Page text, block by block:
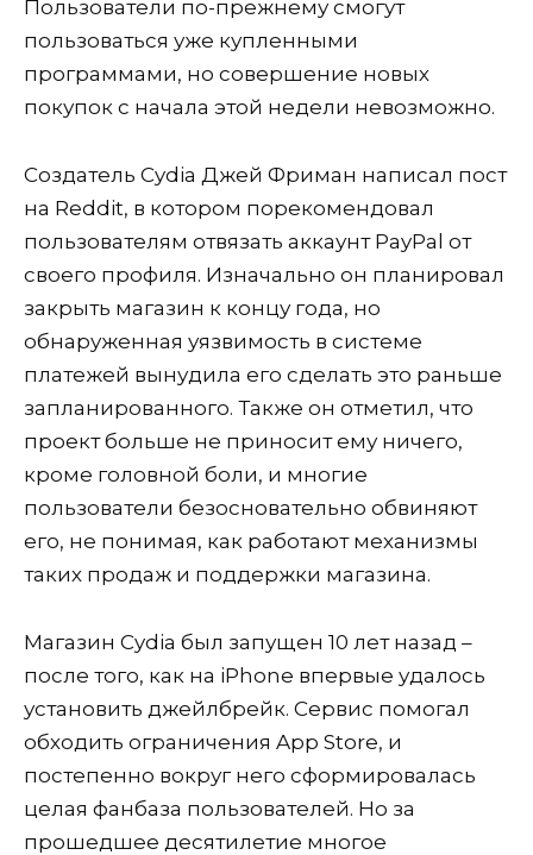
Пользователи по-прежнему смогут
пользоваться уже купленными
программами, но совершение новых
покупок с начала этой недели невозможно.
Создатель Cydia Джей Фриман написал пост
на Reddit, в котором порекомендовал
пользователям отвязать аккаунт PayPal от
своего профиля. Изначально он планировал
закрыть магазин к концу года, но
обнаруженная уязвимость в системе
платежей вынудила его сделать это раньше
запланированного. Также он отметил, что
проект больше не приносит ему ничего,
кроме головной боли, и многие
пользователи безосновательно обвиняют
его, не понимая, как работают механизмы
таких продаж и поддержки магазина.
Магазин Cydia был запущен 10 лет назад –
после того, как на iPhone впервые удалось
установить джейлбрейк. Сервис помогал
обходить ограничения App Store, и
постепенно вокруг него сформировалась
целая фанбаза пользователей. Но за
прошедшее десятилетие многое